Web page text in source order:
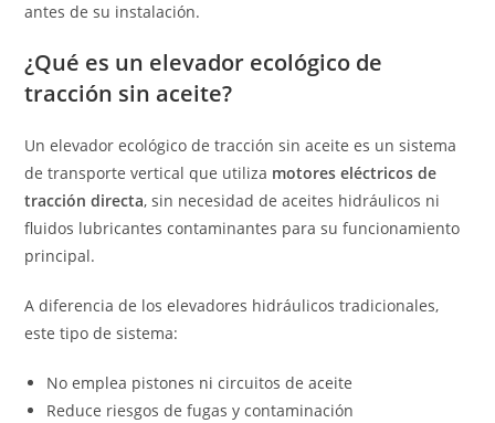
antes de su instalación.
¿Qué es un elevador ecológico de
tracción sin aceite?
Un elevador ecológico de tracción sin aceite es un sistema
de transporte vertical que utiliza motores eléctricos de
tracción directa, sin necesidad de aceites hidráulicos ni
fluidos lubricantes contaminantes para su funcionamiento
principal.
A diferencia de los elevadores hidráulicos tradicionales,
este tipo de sistema:
No emplea pistones ni circuitos de aceite
Reduce riesgos de fugas y contaminación